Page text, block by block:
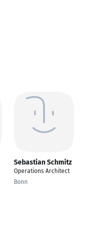
Sebastian Schmitz
Operations Architect
Bonn